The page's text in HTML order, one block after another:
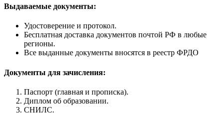
Выдаваемые документы:
Удостоверение и протокол.
Бесплатная доставка документов почтой РФ в любые
регионы.
Все выданные документы вносятся в реестр ФРДО
Документы для зачисления:
Паспорт (главная и прописка).
Диплом об образовании.
СНИЛС.